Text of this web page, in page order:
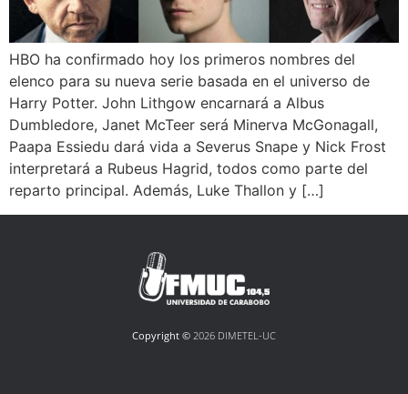
HBO ha confirmado hoy los primeros nombres del
elenco para su nueva serie basada en el universo de
Harry Potter. John Lithgow encarnará a Albus
Dumbledore, Janet McTeer será Minerva McGonagall,
Paapa Essiedu dará vida a Severus Snape y Nick Frost
interpretará a Rubeus Hagrid, todos como parte del
reparto principal. Además, Luke Thallon y […]
Copyright © 2026 DIMETEL-UC